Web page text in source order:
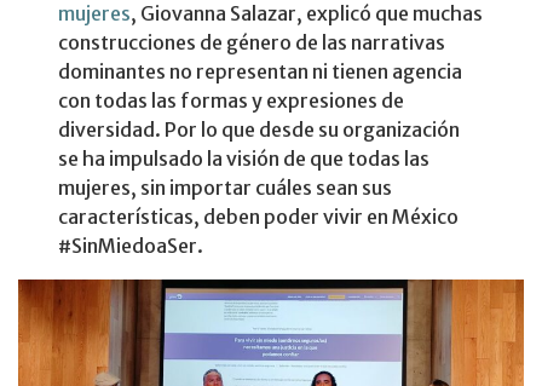
mujeres, Giovanna Salazar, explicó que muchas
construcciones de género de las narrativas
dominantes no representan ni tienen agencia
con todas las formas y expresiones de
diversidad. Por lo que desde su organización
se ha impulsado la visión de que todas las
mujeres, sin importar cuáles sean sus
características, deben poder vivir en México
#SinMiedoaSer.